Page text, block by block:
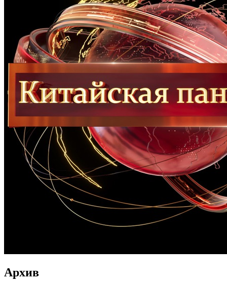
Архив